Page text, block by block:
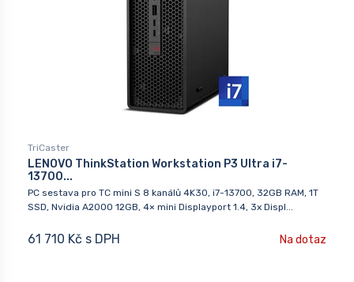
TriCaster
LENOVO ThinkStation Workstation P3 Ultra i7-
13700...
PC sestava pro TC mini S 8 kanálů 4K30, i7-13700, 32GB RAM, 1T
SSD, Nvidia A2000 12GB, 4× mini Displayport 1.4, 3x Displ...
61 710 Kč s DPH Na dotaz